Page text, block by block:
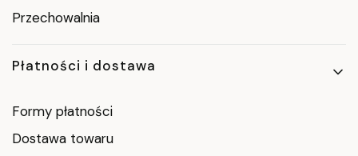
Przechowalnia
Płatności i dostawa
Formy płatności
Dostawa towaru